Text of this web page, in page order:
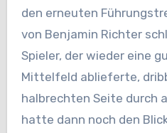
den erneuten
von Benjamin Richter
Spieler, der wieder eine
Mittelfeld ablieferte,
halbrechten Seite durch
hatte dann noch den